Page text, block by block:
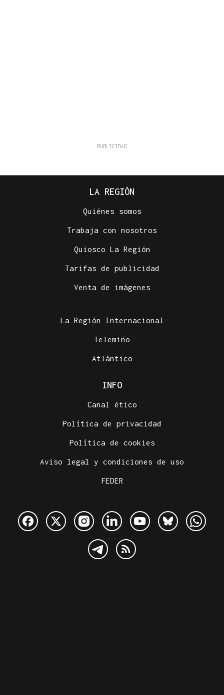
LA REGIÓN
Quiénes somos
Trabaja con nosotros
Quiosco La Región
Tarifas de publicidad
Venta de imágenes
La Región Internacional
Telemiño
Atlántico
INFO
Canal ético
Política de privacidad
Política de cookies
Aviso legal y condiciones de uso
FEDER